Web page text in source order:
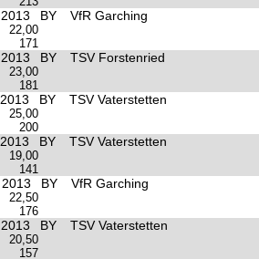
2013 BY VfR Garching
22,00
171
2013 BY TSV Forstenried
23,00
181
2013 BY TSV Vaterstetten
25,00
200
2013 BY TSV Vaterstetten
19,00
141
2013 BY VfR Garching
22,50
176
2013 BY TSV Vaterstetten
20,50
157